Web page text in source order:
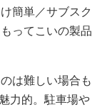
簡単／サブスク
ってこいの製品
は難しい場合も
力的。駐車場や